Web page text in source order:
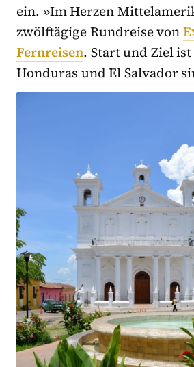
ein. »Im Herzen
zwölftägige Rundreise von
Fernreisen. Start und Ziel
Honduras und El Salvador